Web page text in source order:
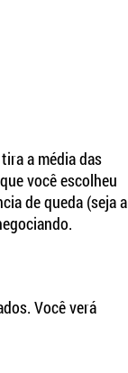
a média das
você escolheu
de queda (seja a
Você verá